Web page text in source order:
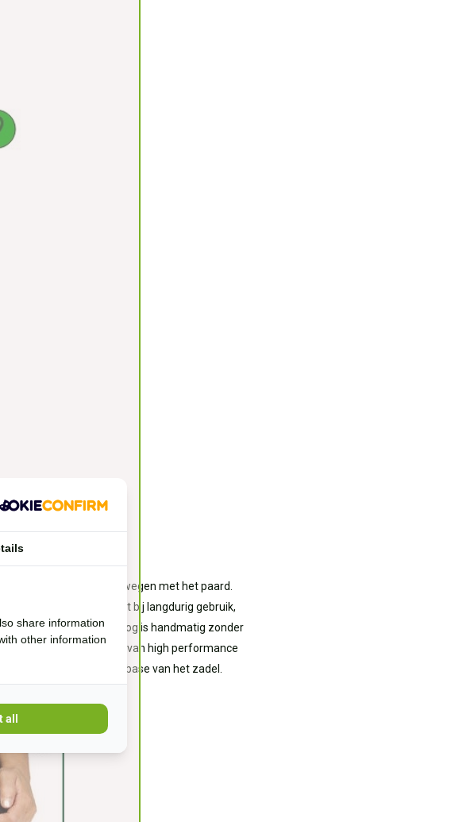
zadels blijven meebewegen met het paard.
wordt voorkomen, dat bij langdurig gebruik,
geeft. Deze voorboog is handmatig zonder
(door middel van high performance
vervolgens weer op de base van het zadel.
share information
other information